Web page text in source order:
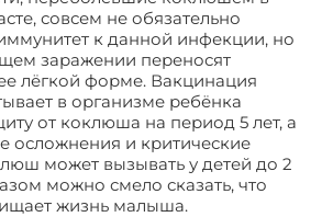
совсем не обязательно
к данной инфекции, но
заражении переносят
лёгкой форме. Вакцинация
в организме ребёнка
от коклюша на период 5 лет, а
осложнения и критические
может вызывать у детей до 2
можно смело сказать, что
жизнь малыша.